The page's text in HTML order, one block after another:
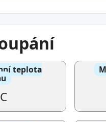
teplota